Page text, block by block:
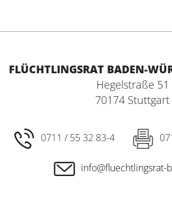
FLÜCHTLINGSRAT BADEN-
Hegelstraße 51
70174 Stuttgart
0711 / 55 32 83-4
info@fluechtlingsrat-